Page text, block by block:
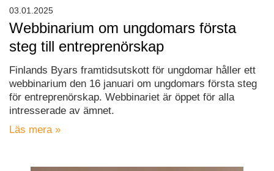
Webbinarium om ungdomars första
steg till entreprenörskap
Finlands Byars framtidsutskott för ungdomar håller ett
webbinarium den 16 januari om ungdomars första steg
för entreprenörskap. Webbinariet är öppet för alla
intresserade av ämnet.
Läs mera »
03.01.2025